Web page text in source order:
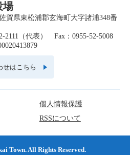
場
賀県東松浦郡玄海町大字諸浦348番
2111（代表） Fax：0955-52-5008
せはこちら
個人情報保護
RSSについて
Town. All Rights Reserved.